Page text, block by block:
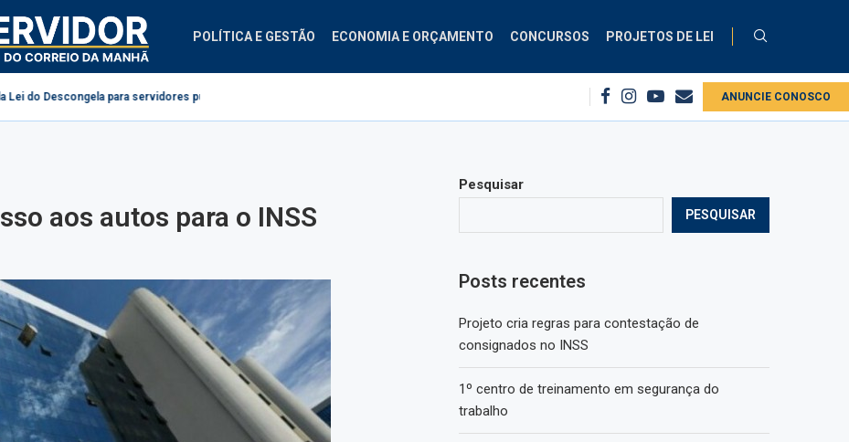
POLÍTICA E GESTÃO ECONOMIA E ORÇAMENTO CONCURSOS PROJETOS DE LEI
para servidores públicos Projeto cria regras para contestação de consignados no INSS 1º centro de treinamento em segurança do trabalho
ANUNCIE CONOSCO
aos autos para o INSS
Pesquisar
PESQUISAR
Posts recentes
Projeto cria regras para contestação de
consignados no INSS
1º centro de treinamento em segurança do
trabalho